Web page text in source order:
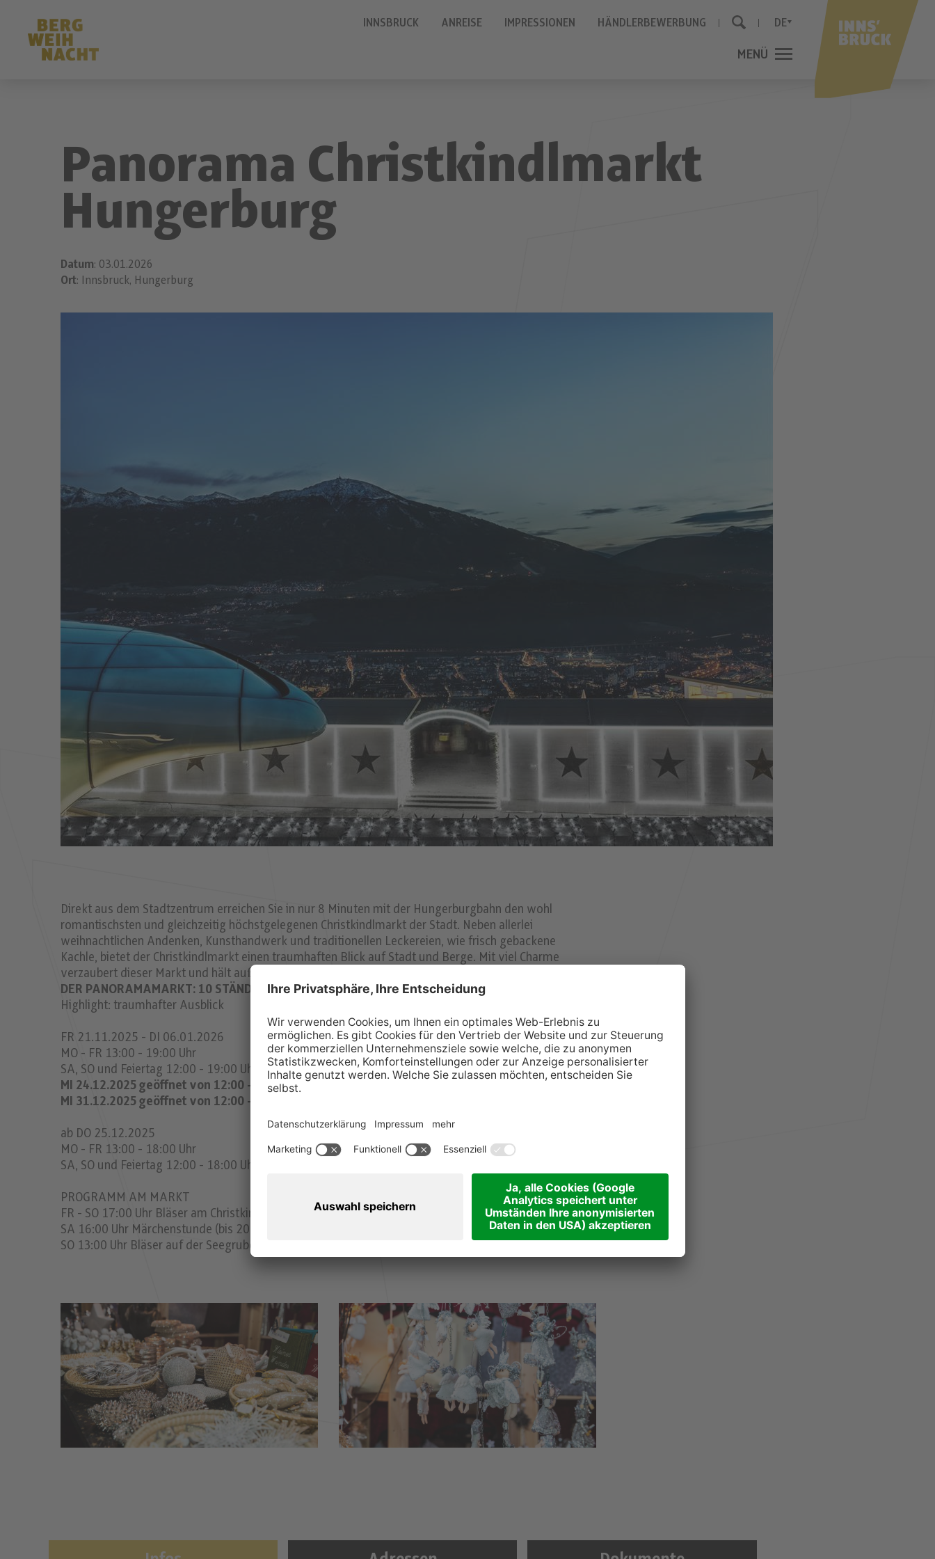
DE
INNSBRUCK ANREISE IMPRESSIONEN HÄNDLERBEWERBUNG
MENÜ SCHLIESSEN
Panorama Christkindlmarkt
Hungerburg
Datum: 03.01.2026
Ort: Innsbruck, Hungerburg
Direkt aus dem Stadtzentrum erreichen Sie in nur 8 Minuten mit der Hungerburgbahn den wohl
romantischsten und gleichzeitig höchstgelegenen Christkindlmarkt der Stadt. Neben allerlei
weihnachtlichen Andenken, Kunsthandwerk und traditionellen Leckereien, wie frisch gebackene
Kachle, bietet der Christkindlmarkt einen traumhaften Blick auf Stadt und Berge. Mit viel Charme
verzaubert dieser Markt und hält außerdem ein buntes Rahmenprogram für Groß und Klein bereit.
DER PANORAMAMARKT: 10 STÄNDE
Highlight: traumhafter Ausblick
FR 21.11.2025 - DI 06.01.2026
MO - FR 13:00 - 19:00 Uhr
SA, SO und Feiertag 12:00 - 19:00 Uhr
MI 24.12.2025 geöffnet von 12:00 - 15:00 Uhr
MI 31.12.2025 geöffnet von 12:00 - 17:00 Uhr
ab DO 25.12.2025
MO - FR 13:00 - 18:00 Uhr
SA, SO und Feiertag 12:00 - 18:00 Uhr
PROGRAMM AM MARKT
FR - SO 17:00 Uhr Bläser am Christkindlmarkt (bis 21.12.)
SA 16:00 Uhr Märchenstunde (bis 20.12.)
SO 13:00 Uhr Bläser auf der Seegrube